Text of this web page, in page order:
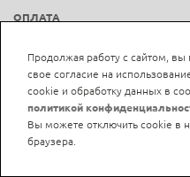
ОПЛАТА
ВАКАНСИИ
БЛОГ
Продолжая работу с сайтом, вы
свое согласие на
cookie и обработку данных в
политикой
Вы можете отключить cookie в
браузера.